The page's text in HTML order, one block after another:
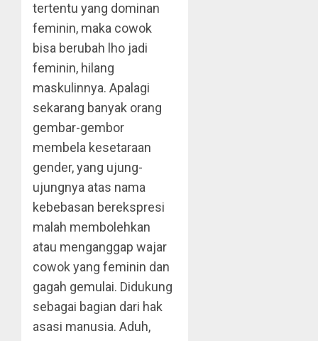
tertentu yang dominan
feminin, maka cowok
bisa berubah lho jadi
feminin, hilang
maskulinnya. Apalagi
sekarang banyak orang
gembar-gembor
membela kesetaraan
gender, yang ujung-
ujungnya atas nama
kebebasan berekspresi
malah membolehkan
atau menganggap wajar
cowok yang feminin dan
gagah gemulai. Didukung
sebagai bagian dari hak
asasi manusia. Aduh,